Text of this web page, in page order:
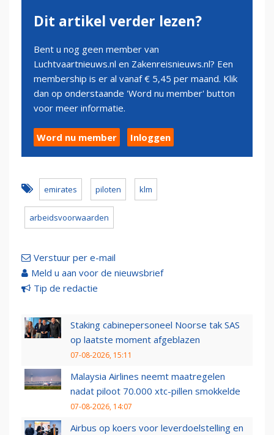
Dit artikel verder lezen?
Bent u nog geen member van
Luchtvaartnieuws.nl en Zakenreisnieuws.nl? Een
membership is er al vanaf € 5,45 per maand. Klik
dan op onderstaande 'Word nu member' button
voor meer informatie.
Word nu member Inloggen
emirates piloten klm
arbeidsvoorwaarden
Verstuur per e-mail
Meld u aan voor de nieuwsbrief
Tip de redactie
Staking cabinepersoneel Noorse tak SAS
op laatste moment afgeblazen
07-08-2026, 15:11
Malaysia Airlines neemt maatregelen
nadat piloot 70.000 xtc-pillen smokkelde
07-08-2026, 14:07
Airbus op koers voor leverdoelstelling en